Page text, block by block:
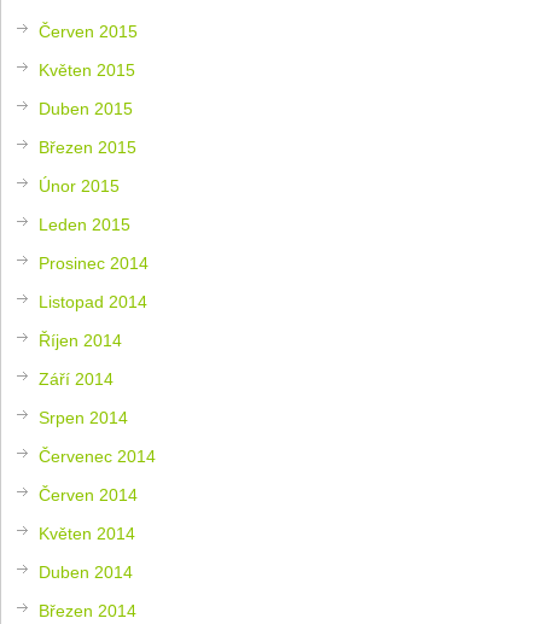
Červen 2015
Květen 2015
Duben 2015
Březen 2015
Únor 2015
Leden 2015
Prosinec 2014
Listopad 2014
Říjen 2014
Září 2014
Srpen 2014
Červenec 2014
Červen 2014
Květen 2014
Duben 2014
Březen 2014